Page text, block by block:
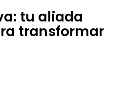
tu aliada
transformar